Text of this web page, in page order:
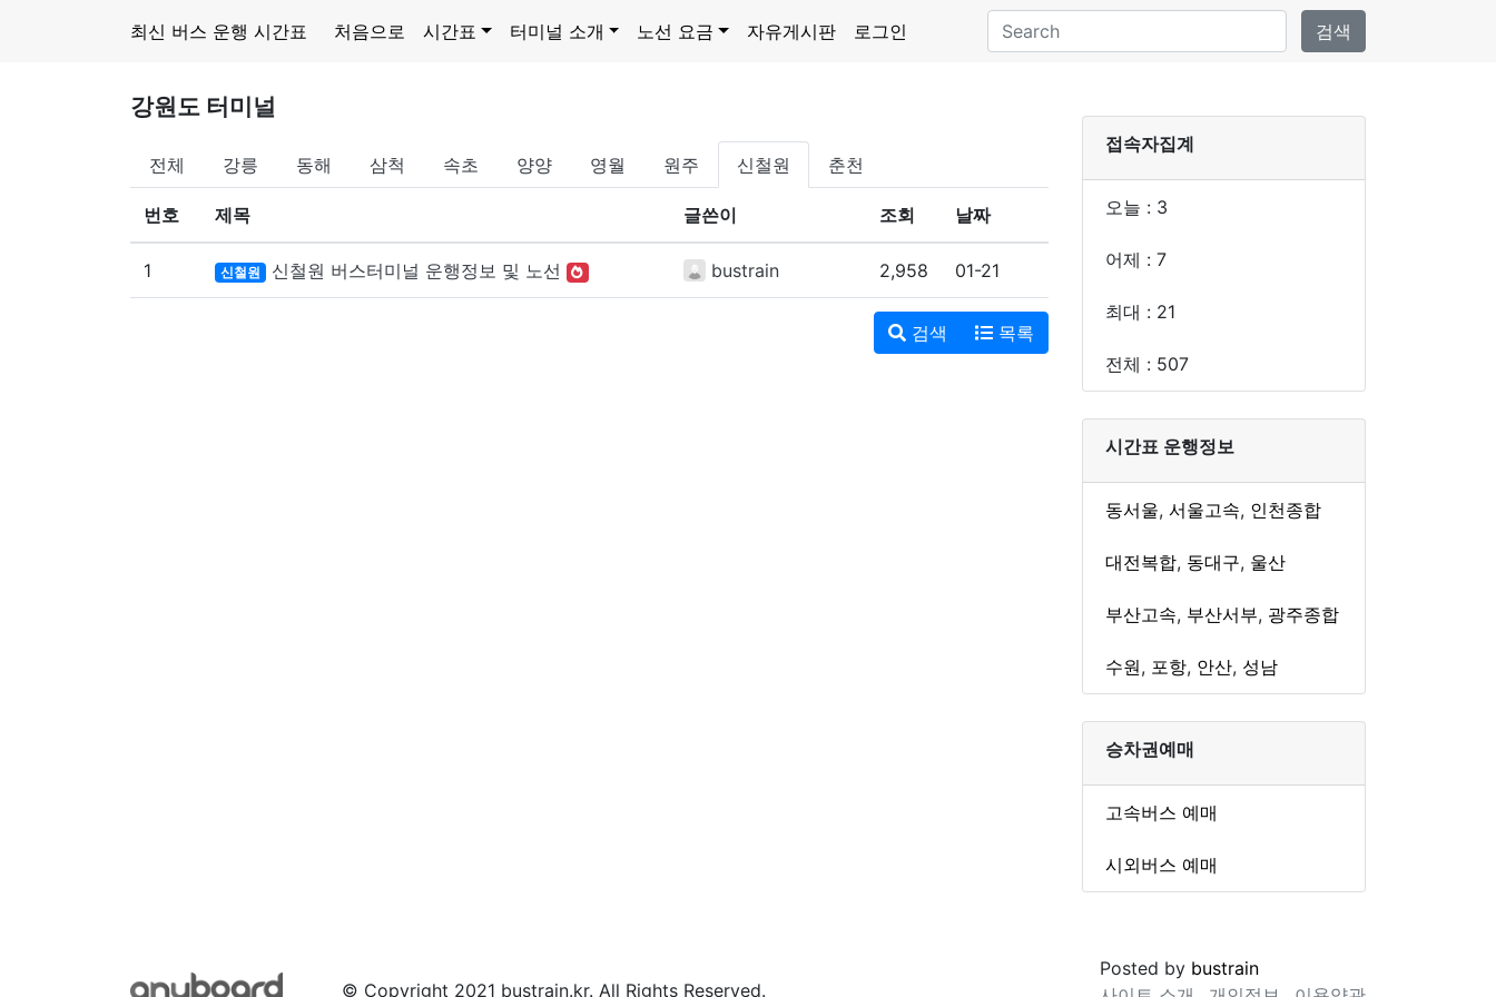
최신 버스 운행 시간표 처음으로 시간표 터미널 소개 노선 요금 자유게시판 로그인 검색
강원도 터미널
전체 강릉 동해 삼척 속초 양양 영월 원주 신철원 춘천
번호 제목 글쓴이 조회 날짜
1 신철원 신철원 버스터미널 운행정보 및 노선 bustrain 2,958 01-21
검색 목록
접속자집계
오늘 : 3
어제 : 7
최대 : 21
전체 : 507
시간표 운행정보
동서울, 서울고속, 인천종합
대전복합, 동대구, 울산
부산고속, 부산서부, 광주종합
수원, 포항, 안산, 성남
승차권예매
고속버스 예매
시외버스 예매
© Copyright 2021 bustrain.kr. All Rights Reserved.
Posted by bustrain